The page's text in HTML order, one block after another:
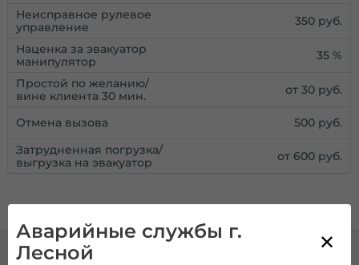
Неисправное рулевое
управление
350 руб.
Наценка за эвакуатор
манипулятор
35 %
Простой по желанию/
вине клиента 30 мин.
от 30 руб.
Отмена вызова 500 руб.
Затрудненная погрузка/
выгрузка на эвакуатор
от 600 руб.
Аварийные службы г.
Лесной